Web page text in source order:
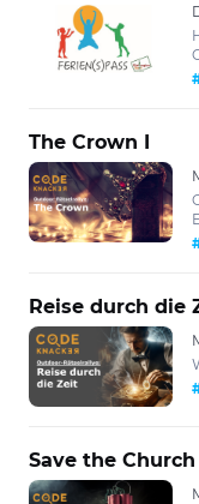
The Crown I
Reise durch die
Save the Church